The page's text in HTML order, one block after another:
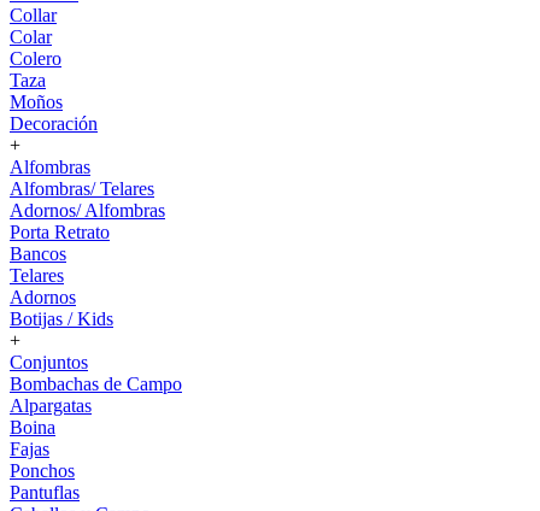
Collar
Colar
Colero
Taza
Moños
Decoración
+
Alfombras
Alfombras/ Telares
Adornos/ Alfombras
Porta Retrato
Bancos
Telares
Adornos
Botijas / Kids
+
Conjuntos
Bombachas de Campo
Alpargatas
Boina
Fajas
Ponchos
Pantuflas